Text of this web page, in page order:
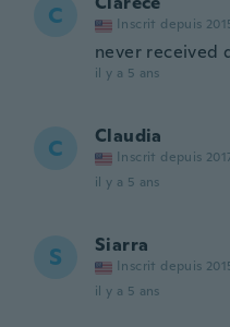
C Inscrit depuis
never received
il y a 5 ans
C Claudia
Inscrit depuis
il y a 5 ans
S Siarra
Inscrit depuis
il y a 5 ans